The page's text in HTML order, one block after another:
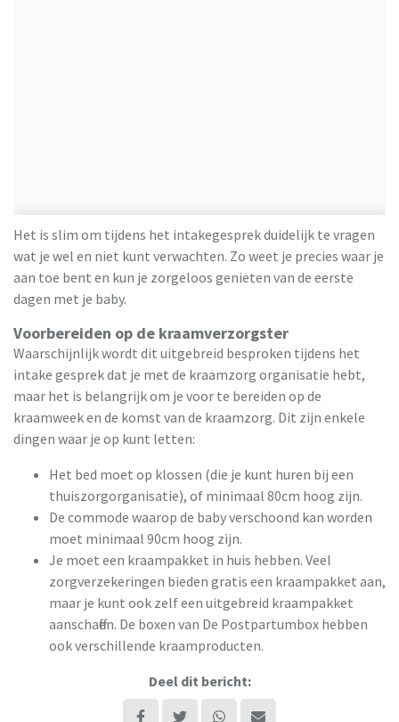
Het is slim om tijdens het intakegesprek duidelijk te vragen
wat je wel en niet kunt verwachten. Zo weet je precies waar je
aan toe bent en kun je zorgeloos genieten van de eerste
dagen met je baby.
Voorbereiden op de kraamverzorgster
Waarschijnlijk wordt dit uitgebreid besproken tijdens het
intake gesprek dat je met de kraamzorg organisatie hebt,
maar het is belangrijk om je voor te bereiden op de
kraamweek en de komst van de kraamzorg. Dit zijn enkele
dingen waar je op kunt letten:
Het bed moet op klossen (die je kunt huren bij een
thuiszorgorganisatie), of minimaal 80cm hoog zijn .
De commode waarop de baby verschoond kan worden
moet minimaal 90cm hoog zijn.
Je moet een kraampakket in huis hebben. Veel
zorgverzekeringen bieden gratis een kraampakket aan,
maar je kunt ook zelf een uitgebreid kraampakket
aanschaffen. De boxen van De Postpartumbox hebben
ook verschillende kraamproducten.
Deel dit bericht: